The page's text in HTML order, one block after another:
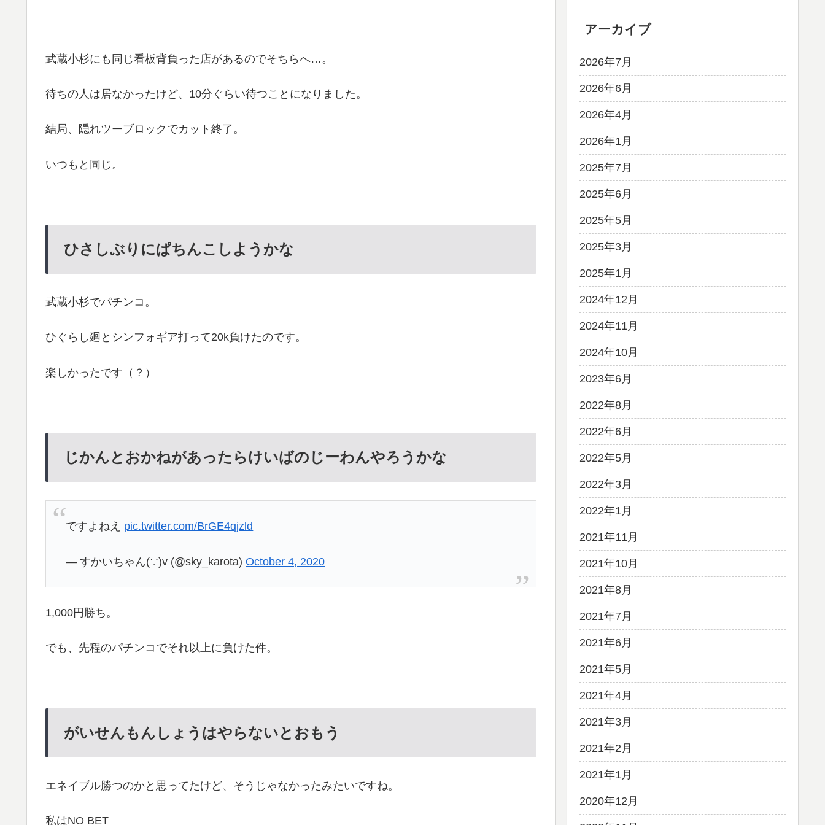
武蔵小杉にも同じ看板背負った店があるのでそちらへ…。
待ちの人は居なかったけど、10分ぐらい待つことになりました。
結局、隠れツーブロックでカット終了。
いつもと同じ。
ひさしぶりにぱちんこしようかな
武蔵小杉でパチンコ。
ひぐらし廻とシンフォギア打って20k負けたのです。
楽しかったです（？）
じかんとおかねがあったらけいばのじーわんやろうかな
ですよねえ pic.twitter.com/BrGE4qjzld
— すかいちゃん(∵)v (@sky_karota)October 4, 2020
1,000円勝ち。
でも、先程のパチンコでそれ以上に負けた件。
がいせんもんしょうはやらないとおもう
エネイブル勝つのかと思ってたけど、そうじゃなかったみたいですね。
私はNO BET
アーカイブ
2026年7月
2026年6月
2026年4月
2026年1月
2025年7月
2025年6月
2025年5月
2025年3月
2025年1月
2024年12月
2024年11月
2024年10月
2023年6月
2022年8月
2022年6月
2022年5月
2022年3月
2022年1月
2021年11月
2021年10月
2021年8月
2021年7月
2021年6月
2021年5月
2021年4月
2021年3月
2021年2月
2021年1月
2020年12月